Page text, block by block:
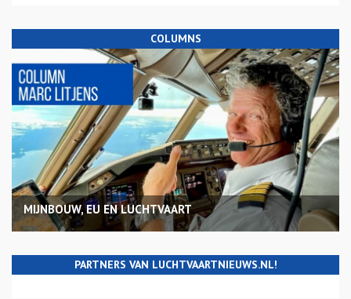
COLUMNS
MIJNBOUW, EU EN LUCHTVAART
PARTNERS VAN LUCHTVAARTNIEUWS.NL!